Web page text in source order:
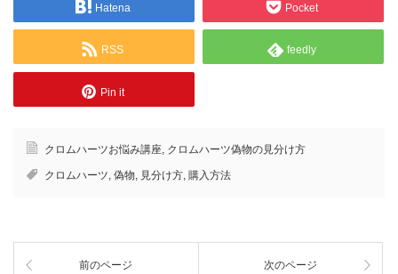
Hatena Pocket
RSS feedly
Pin it
クロムハーツお悩み講座, クロムハーツ偽物の見分け方
クロムハーツ, 偽物, 見分け方, 購入方法
前のページ 次のページ